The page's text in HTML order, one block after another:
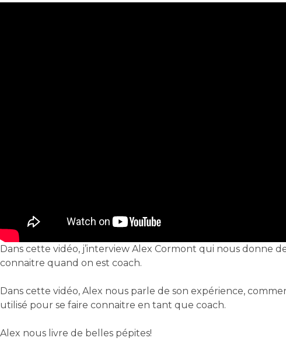
Dans cette vidéo, j’interview Alex Cormont qui nous donne
connaitre quand on est coach.
Dans cette vidéo, Alex nous parle de son expérience,
utilisé pour se faire connaitre en tant que coach.
Alex nous livre de belles pépites!